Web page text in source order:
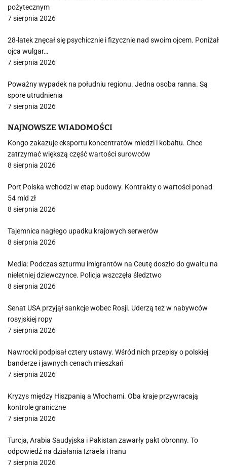
pożytecznym
7 sierpnia 2026
28-latek znęcał się psychicznie i fizycznie nad swoim ojcem. Poniżał
ojca wulgar…
7 sierpnia 2026
Poważny wypadek na południu regionu. Jedna osoba ranna. Są
spore utrudnienia
7 sierpnia 2026
NAJNOWSZE WIADOMOŚCI
Kongo zakazuje eksportu koncentratów miedzi i kobaltu. Chce
zatrzymać większą część wartości surowców
8 sierpnia 2026
Port Polska wchodzi w etap budowy. Kontrakty o wartości ponad
54 mld zł
8 sierpnia 2026
Tajemnica nagłego upadku krajowych serwerów
8 sierpnia 2026
Media: Podczas szturmu imigrantów na Ceutę doszło do gwałtu na
nieletniej dziewczynce. Policja wszczęła śledztwo
8 sierpnia 2026
Senat USA przyjął sankcje wobec Rosji. Uderzą też w nabywców
rosyjskiej ropy
7 sierpnia 2026
Nawrocki podpisał cztery ustawy. Wśród nich przepisy o polskiej
banderze i jawnych cenach mieszkań
7 sierpnia 2026
Kryzys między Hiszpanią a Włochami. Oba kraje przywracają
kontrole graniczne
7 sierpnia 2026
Turcja, Arabia Saudyjska i Pakistan zawarły pakt obronny. To
odpowiedź na działania Izraela i Iranu
7 sierpnia 2026